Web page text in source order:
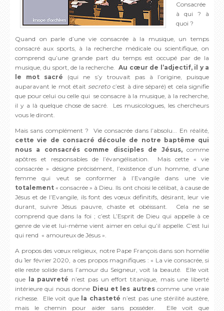
Consacrée
à qui ? à
quoi ?
Quand on parle d’une vie consacrée à la musique, un temps
consacré aux sports, à la recherche médicale ou scientifique, on
comprend qu’une grande part du temps est occupé par de la
musique, du sport, de la recherche.Au cœur de l’adjectif, il y a
le mot sacré (qui ne s’y trouvait pas à l’origine, puisque
auparavant le mot étaitsecreto c’est à dire séparé) et cela signifie
que pour celui ou celle qui se consacre à la musique, à la recherche,
il y a là quelque chose de sacré. Les musicologues, les chercheurs
vous le diront.
Mais sans complément ? Vie consacrée dans l’absolu... En réalité,
cette vie de consacré découle de notre baptême qui
nous a consacrés comme disciples de Jésus, comme
apôtres et responsables de l’évangélisation. Mais cette « vie
consacrée » désigne précisément, l’existence d’un homme, d’une
femme qui veut se conformer à l’Evangile dans une vie
totalement « consacrée » à Dieu. Ils ont choisi le célibat, à cause de
Jésus et de l’Evangile, ils font des vœux définitifs, désirant, leur vie
durant, suivre Jésus pauvre, chaste et obéissant. Cela ne se
comprend que dans la foi ; c’est L’Esprit de Dieu qui appelle à ce
genre de vie et lui-même vient aimer en celui qu’il appelle. C’est lui
qui rend « amoureux de Jésus ».
A propos des vœux religieux, notre Pape François dans son homélie
du 1er février 2020, a ces propos magnifiques : « La vie consacrée, si
elle reste solide dans l’amour du Seigneur, voit la beauté. Elle voit
que
la pauvreté n’est pas un effort titanique, mais une liberté
intérieure qui nous donne Dieu et les autrescomme une vraie
richesse. Elle voit que la chasteté n’est pas une stérilité austère,
mais le chemin pour aider sans posséder. Elle voit que